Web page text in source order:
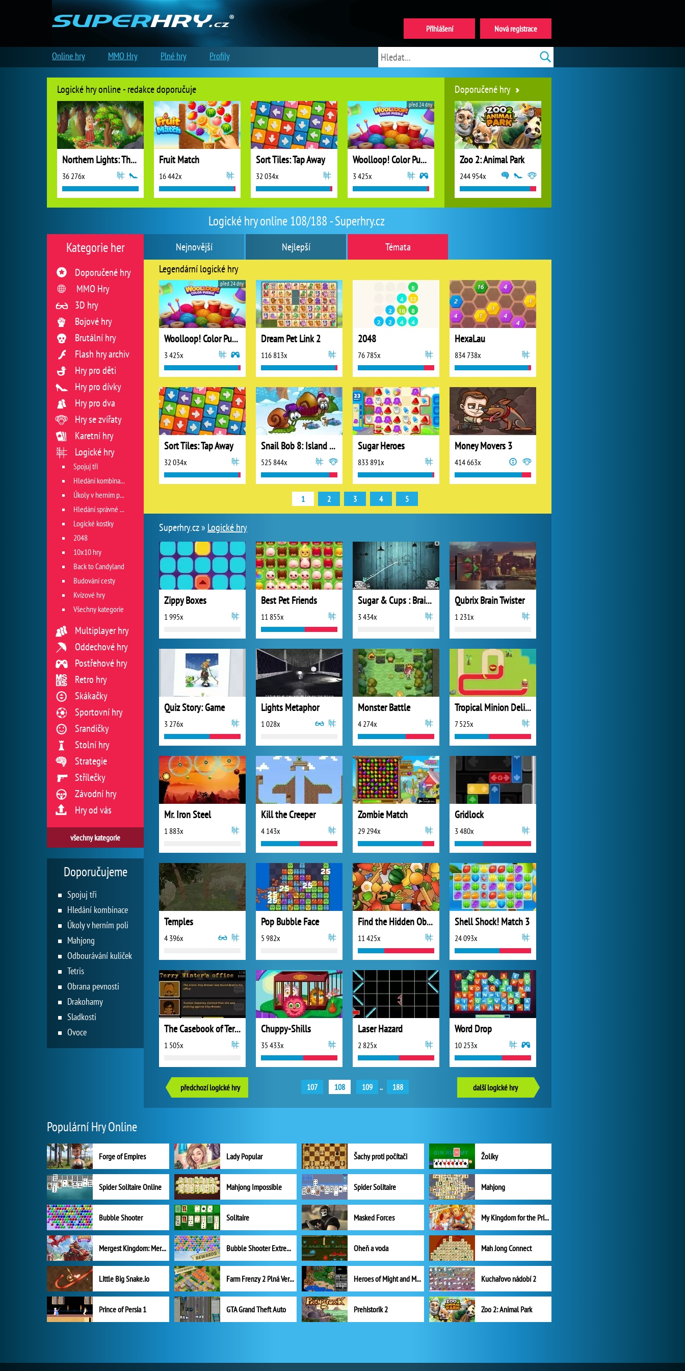
Logické hry online 108/188 - Superhry.cz
Nejnovější Nejlepší
Témata
Legendární logické hry
Woolloop! Color Puzzle
3 425x
před 24 dny
Dream Pet Link 2
116 813x
2048
76 785x
HexaLau
834 738x
Sort Tiles: Tap Away
32 034x
Snail Bob 8: Island Story
525 844x
Sugar Heroes
833 891x
Money Movers 3
414 663x
1 2 3 4 5
Superhry.cz » Logické hry
Zippy Boxes
1 995x
Best Pet Friends
11 855x
Sugar & Cups : Brain Game
3 434x
Qubrix Brain Twister
1 231x
Quiz Story: Game
3 276x
Lights Metaphor
1 028x
Monster Battle
4 274x
Tropical Minion Delivery
7 525x
Mr. Iron Steel
1 883x
Kill the Creeper
4 143x
Zombie Match
29 294x
Gridlock
3 480x
Temples
4 396x
Pop Bubble Face
5 982x
Find the Hidden Object
11 425x
Shell Shock! Match 3
24 093x
The Casebook of Terry Winter
1 505x
Chuppy-Shills
35 433x
Laser Hazard
2 825x
Word Drop
10 253x
předchozí logické hry 107 108 109 .. 188 další logické hry
Kategorie her
Doporučené hry
MMO Hry
3D hry
Bojové hry
Brutální hry
Flash hry archiv
Hry pro děti
Hry pro dívky
Hry pro dva
Hry se zvířaty
Karetní hry
Logické hry
Spojuj tři
Hledání kombinace
Úkoly v herním poli
Hledání správné cesty
Logické kostky
2048
10x10 hry
Back to Candyland
Budování cesty
Kvízové hry
Všechny kategorie
Multiplayer hry
Oddechové hry
Postřehové hry
Retro hry
Skákačky
Sportovní hry
Srandičky
Stolní hry
Strategie
Střílečky
Závodní hry
Hry od vás
všechny kategorie
Doporučujeme
Spojuj tři
Hledání kombinace
Úkoly v herním poli
Mahjong
Odbourávání kuliček
Tetris
Obrana pevnosti
Drakohamy
Sladkosti
Ovoce
Logické hry online - redakce doporučuje
Northern Lights: The Secret of the Forest
36 276x
Fruit Match
16 442x
Sort Tiles: Tap Away
32 034x
Woolloop! Color Puzzle
3 425x
před 24 dny
Doporučené hry
Zoo 2: Animal Park
244 954x
1 313 991x
Forge of Empires
1 165 795x
World of Tanks
Populární Hry Online
Forge of Empires Lady Popular Šachy proti počítači Žolíky
Spider Solitaire Online Mahjong Impossible Spider Solitaire Mahjong
Bubble Shooter Solitaire Masked Forces My Kingdom for the Princess Plná verze
Mergest Kingdom: Merge Puzzle Bubble Shooter Extreme Oheň a voda Mah Jong Connect
Little Big Snake.io Farm Frenzy 2 Plná Verze Heroes of Might and Magic II Kuchařovo nádobí 2
Prince of Persia 1 GTA Grand Theft Auto Prehistorik 2 Zoo 2: Animal Park
Nová registrace
Přihlášení
Online hry MMO Hry Plné hry Profily